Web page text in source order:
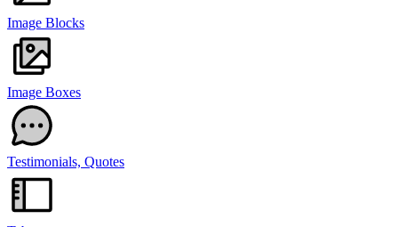
Image Blocks
Image Boxes
Testimonials, Quotes